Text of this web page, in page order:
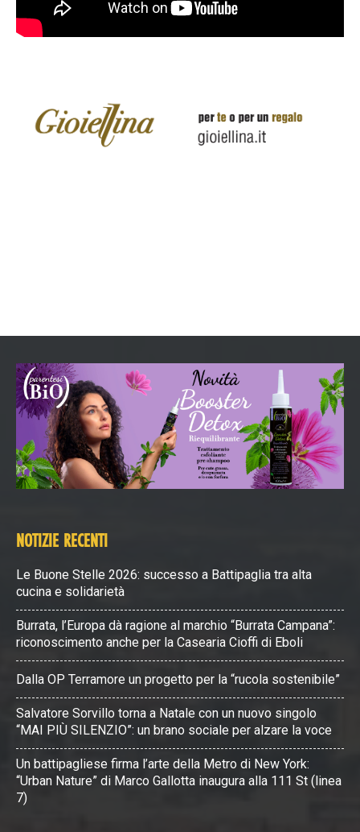
NOTIZIE RECENTI
Le Buone Stelle 2026: successo a Battipaglia tra alta
cucina e solidarietà
Burrata, l’Europa dà ragione al marchio “Burrata Campana”:
riconoscimento anche per la Casearia Cioffi di Eboli
Dalla OP Terramore un progetto per la “rucola sostenibile”
Salvatore Sorvillo torna a Natale con un nuovo singolo
“MAI PIÙ SILENZIO”: un brano sociale per alzare la voce
Un battipagliese firma l’arte della Metro di New York:
“Urban Nature” di Marco Gallotta inaugura alla 111 St (linea
7)